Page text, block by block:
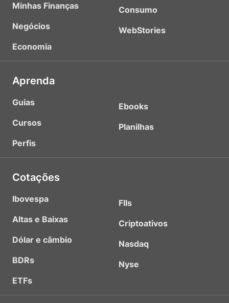
Minhas Finanças
Negócios
Economia
Consumo
WebStories
Aprenda
Guias
Cursos
Perfis
Ebooks
Planilhas
Cotações
Ibovespa
Altas e Baixas
Dólar e câmbio
BDRs
ETFs
FIIs
Criptoativos
Nasdaq
Nyse